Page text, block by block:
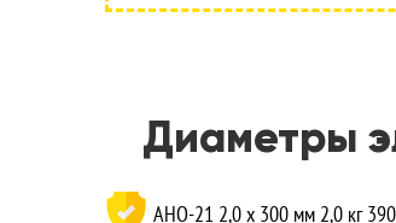
Диаметры
АНО-21 2,0 x 300 мм 2,0 кг